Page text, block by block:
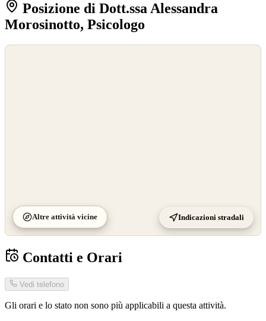
Posizione di Dott.ssa Alessandra
Morosinotto, Psicologo
Altre attività vicine Indicazioni stradali
Contatti e Orari
Vedi telefono
Gli orari e lo stato non sono più applicabili a questa attività.